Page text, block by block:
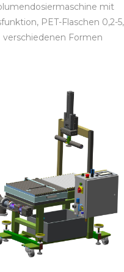
mit
PET-Flaschen 0,2-
verschiedenen Formen